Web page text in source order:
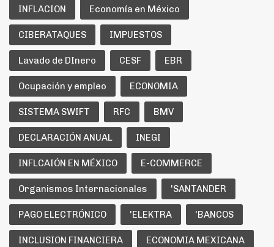
INFLACION Economía en México
CIBERATAQUES IMPUESTOS
Lavado de DInero CESF EBR
Ocupación y empleo ECONOMIA
SISTEMA SWIFT RFC BMV
DECLARACIÓN ANUAL INEGI
INFLCAIÓN EN MÉXICO E-COMMERCE
Organismos Internacionales 'SANTANDER
PAGO ELECTRÓNICO 'ELEKTRA 'BANCOS
INCLUSION FINANCIERA ECONOMIA MEXICANA